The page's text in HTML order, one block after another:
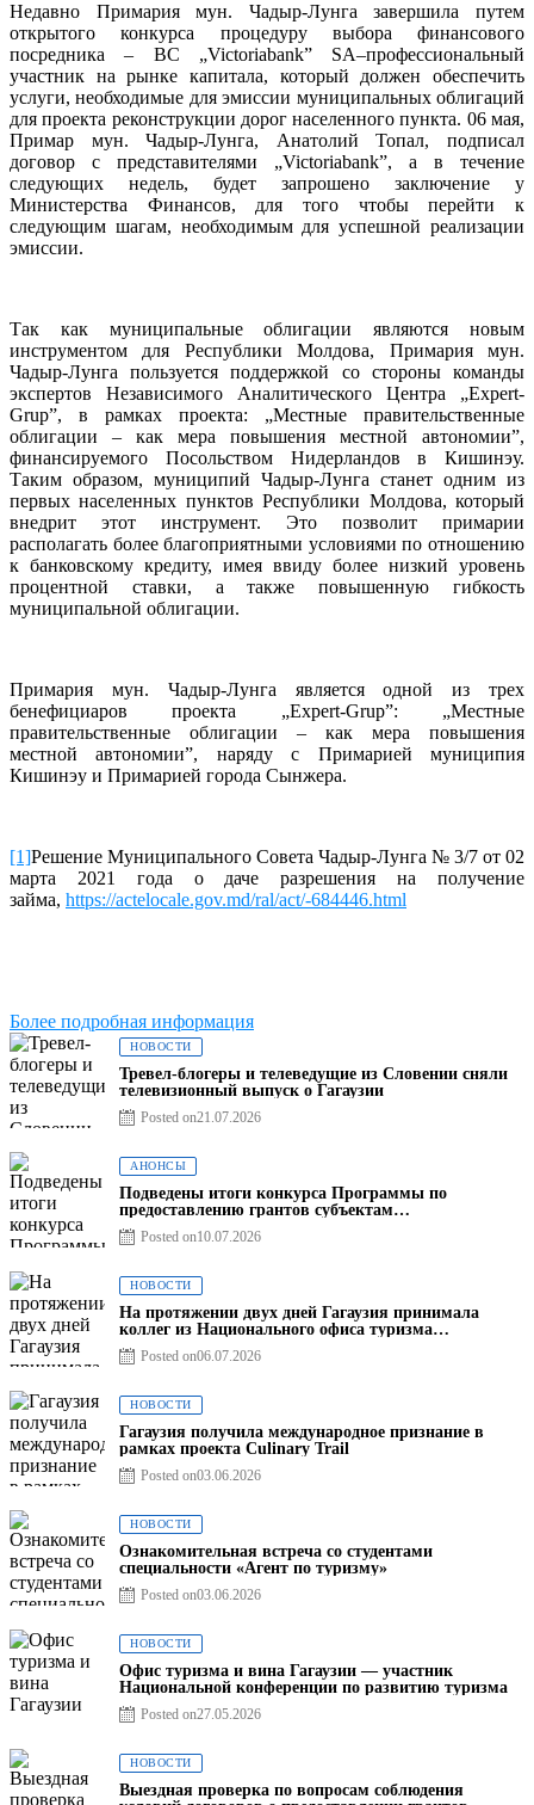
Недавно Примария мун. Чадыр-Лунга завершила путем
открытого конкурса процедуру выбора финансового
посредника – BC „Victoriabank” SA–профессиональный
участник на рынке капитала, который должен обеспечить
услуги, необходимые для эмиссии муниципальных облигаций
для проекта реконструкции дорог населенного пункта. 06 мая,
Примар мун. Чадыр-Лунга, Анатолий Топал, подписал
договор с представителями „Victoriabank”, а в течение
следующих недель, будет запрошено заключение у
Министерства Финансов, для того чтобы перейти к
следующим шагам, необходимым для успешной реализации
эмиссии.
Так как муниципальные облигации являются новым
инструментом для Республики Молдова, Примария мун.
Чадыр-Лунга пользуется поддержкой со стороны команды
экспертов Независимого Аналитического Центра „Expert-
Grup”, в рамках проекта: „Местные правительственные
облигации – как мера повышения местной автономии”,
финансируемого Посольством Нидерландов в Кишинэу.
Таким образом, муниципий Чадыр-Лунга станет одним из
первых населенных пунктов Республики Молдова, который
внедрит этот инструмент. Это позволит примарии
располагать более благоприятными условиями по отношению
к банковскому кредиту, имея ввиду более низкий уровень
процентной ставки, а также повышенную гибкость
муниципальной облигации.
Примария мун. Чадыр-Лунга является одной из трех
бенефициаров проекта „Expert-Grup”: „Местные
правительственные облигации – как мера повышения
местной автономии”, наряду с Примарией муниципия
Кишинэу и Примарией города Сынжера.
[1]Решение Муниципального Совета Чадыр-Лунга № 3/7 от 02
марта 2021 года о даче разрешения на получение
займа, https://actelocale.gov.md/ral/act/-684446.html
Более подробная информация
НОВОСТИ
Тревел-блогеры и телеведущие из Словении сняли
телевизионный выпуск о Гагаузии
Posted on21.07.2026
АНОНСЫ
Подведены итоги конкурса Программы по
предоставлению грантов субъектам
предпринимательства – 2026
Posted on10.07.2026
НОВОСТИ
На протяжении двух дней Гагаузия принимала
коллег из Национального офиса туризма
Республики Молдова
Posted on06.07.2026
НОВОСТИ
Гагаузия получила международное признание в
рамках проекта Culinary Trail
Posted on03.06.2026
НОВОСТИ
Ознакомительная встреча со студентами
специальности «Агент по туризму»
Posted on03.06.2026
НОВОСТИ
Офис туризма и вина Гагаузии — участник
Национальной конференции по развитию туризма
Posted on27.05.2026
НОВОСТИ
Выездная проверка по вопросам соблюдения